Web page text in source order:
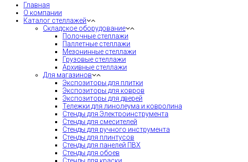
Главная
О компании
Каталог стеллажей
Складское оборудование
Полочные стеллажи
Паллетные стеллажи
Мезонинные стеллажи
Грузовые стеллажи
Архивные стеллажи
Для магазинов
Экспозиторы для плитки
Экспозиторы для ковров
Экспозиторы для дверей
Тележки для линолеума и ковролина
Стенды для Электроинструмента
Стенды для смесителей
Стенды для ручного инструмента
Стенды для плинтусов
Стенды для панелей ПВХ
Стенды для обоев